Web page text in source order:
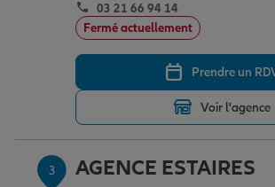
Transmission
Départ à la retraite
Préparer l’avenir
Assurance habitation
Le Pack Famille
Garantie des accidents de la vie
Allianz en France
03 21 66 94 14
Fermé actuellement
Prendre un
Voir l'agence
3 AGENCE ESTAIRES